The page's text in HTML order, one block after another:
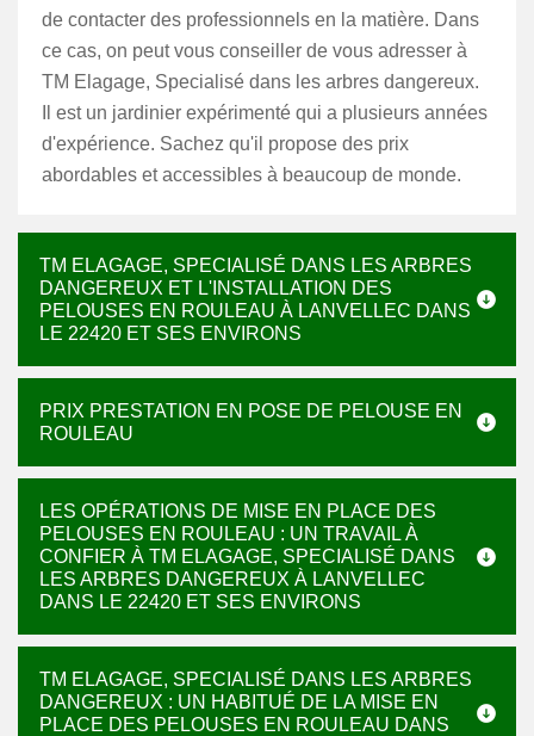
de contacter des professionnels en la matière. Dans
ce cas, on peut vous conseiller de vous adresser à
TM Elagage, Specialisé dans les arbres dangereux.
Il est un jardinier expérimenté qui a plusieurs années
d'expérience. Sachez qu'il propose des prix
abordables et accessibles à beaucoup de monde.
TM ELAGAGE, SPECIALISÉ DANS LES ARBRES
DANGEREUX ET L'INSTALLATION DES
PELOUSES EN ROULEAU À LANVELLEC DANS
LE 22420 ET SES ENVIRONS
PRIX PRESTATION EN POSE DE PELOUSE EN
ROULEAU
LES OPÉRATIONS DE MISE EN PLACE DES
PELOUSES EN ROULEAU : UN TRAVAIL À
CONFIER À TM ELAGAGE, SPECIALISÉ DANS
LES ARBRES DANGEREUX À LANVELLEC
DANS LE 22420 ET SES ENVIRONS
TM ELAGAGE, SPECIALISÉ DANS LES ARBRES
DANGEREUX : UN HABITUÉ DE LA MISE EN
PLACE DES PELOUSES EN ROULEAU DANS